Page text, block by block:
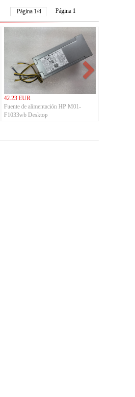
Página 1/4 Página 1
42.23 EUR
Fuente de alimentación HP M01-
F1033wb Desktop